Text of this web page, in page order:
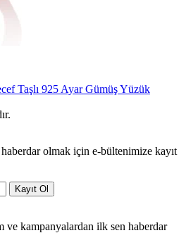
Taşlı 925 Ayar Gümüş Yüzük
olmak için e-bültenimize kayıt
Kayıt Ol
ve kampanyalardan ilk sen haberdar